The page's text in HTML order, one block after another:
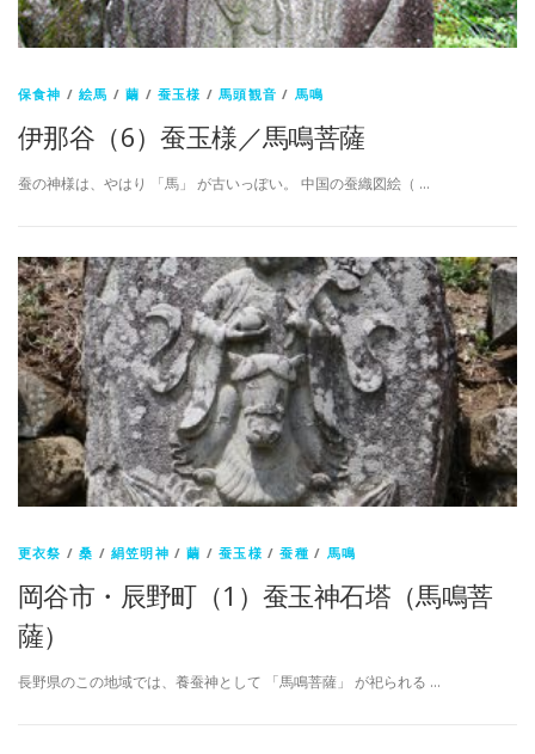
保食神 /絵馬 /繭 /蚕玉様 /馬頭観音 / 馬鳴
伊那谷（6）蚕玉様／馬鳴菩薩
蚕の神様は、やはり 「馬」 が古いっぽい。 中国の蚕織図絵（ …
更衣祭 /桑 /絹笠明神 /繭 /蚕玉様 /蚕種 / 馬鳴
岡谷市・辰野町（1）蚕玉神石塔（馬鳴菩
薩）
長野県のこの地域では、養蚕神として 「馬鳴菩薩」 が祀られる …